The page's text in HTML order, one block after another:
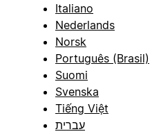
Italiano
Nederlands
Norsk
Português (Brasil)
Suomi
Svenska
Tiếng Việt
עברית